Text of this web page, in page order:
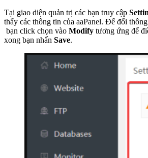
Tại giao diện quản trị các bạn truy cập
thấy các thông tin của aaPanel. Để đổi
bạn click chọn vào Modify tương ứng để
xong bạn nhấn Save.